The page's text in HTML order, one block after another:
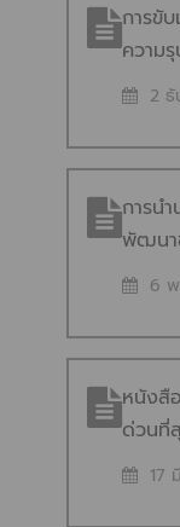
การขั
ความ
2
การน
พัฒนา
6
หนังสื
ด่วนที่
เรื่อง
17